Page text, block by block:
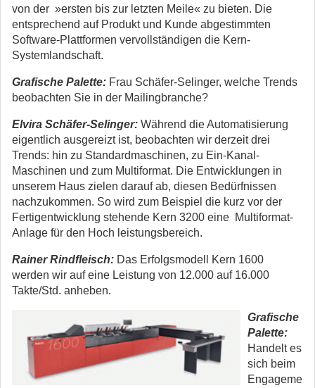
von der »ersten bis zur letzten Meile« zu bieten. Die
entsprechend auf Produkt und Kunde abgestimmten
Software-Plattformen vervollständigen die Kern-
Systemlandschaft.
Grafische Palette: Frau Schäfer-Selinger, welche Trends
beobachten Sie in der Mailingbranche?
Elvira Schäfer-Selinger: Während die Automatisierung
eigentlich ausgereizt ist, beobachten wir derzeit drei
Trends: hin zu Standardmaschinen, zu Ein-Kanal-
Maschinen und zum Multiformat. Die Entwicklungen in
unserem Haus zielen darauf ab, diesen Bedürfnissen
nachzukommen. So wird zum Beispiel die kurz vor der
Fertigentwicklung stehende Kern 3200 eine Multiformat-
Anlage für den Hoch leistungsbereich.
Rainer Rindfleisch: Das Erfolgsmodell Kern 1600
werden wir auf eine Leistung von 12.000 auf 16.000
Takte/Std. anheben.
Grafische
Palette:
Handelt es
sich beim
Engageme